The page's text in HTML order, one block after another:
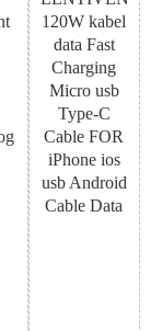
120W kabel
data Fast
Charging
Micro usb
Type-C
Cable FOR
iPhone ios
usb Android
Cable Data